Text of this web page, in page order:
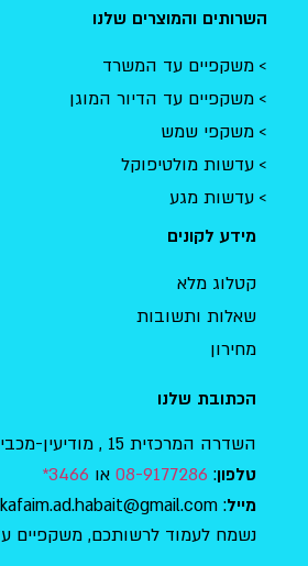
השרותים והמוצרים שלנו
משקפיים עד המשרד
משקפיים עד הדיור המוגן
משקפי שמש
עדשות מולטיפוקל
עדשות מגע
מידע לקונים
קטלוג מלא
שאלות ותשובות
מחירון
הכתובת שלנו
השדרה המרכזית 15 , מודיעין-מכבים-רעות
טלפון:
08-9177286 או 3466*
מייל: mishkafaim.ad.habait@gmail.com
נשמח לעמוד לרשותכם, משקפיים